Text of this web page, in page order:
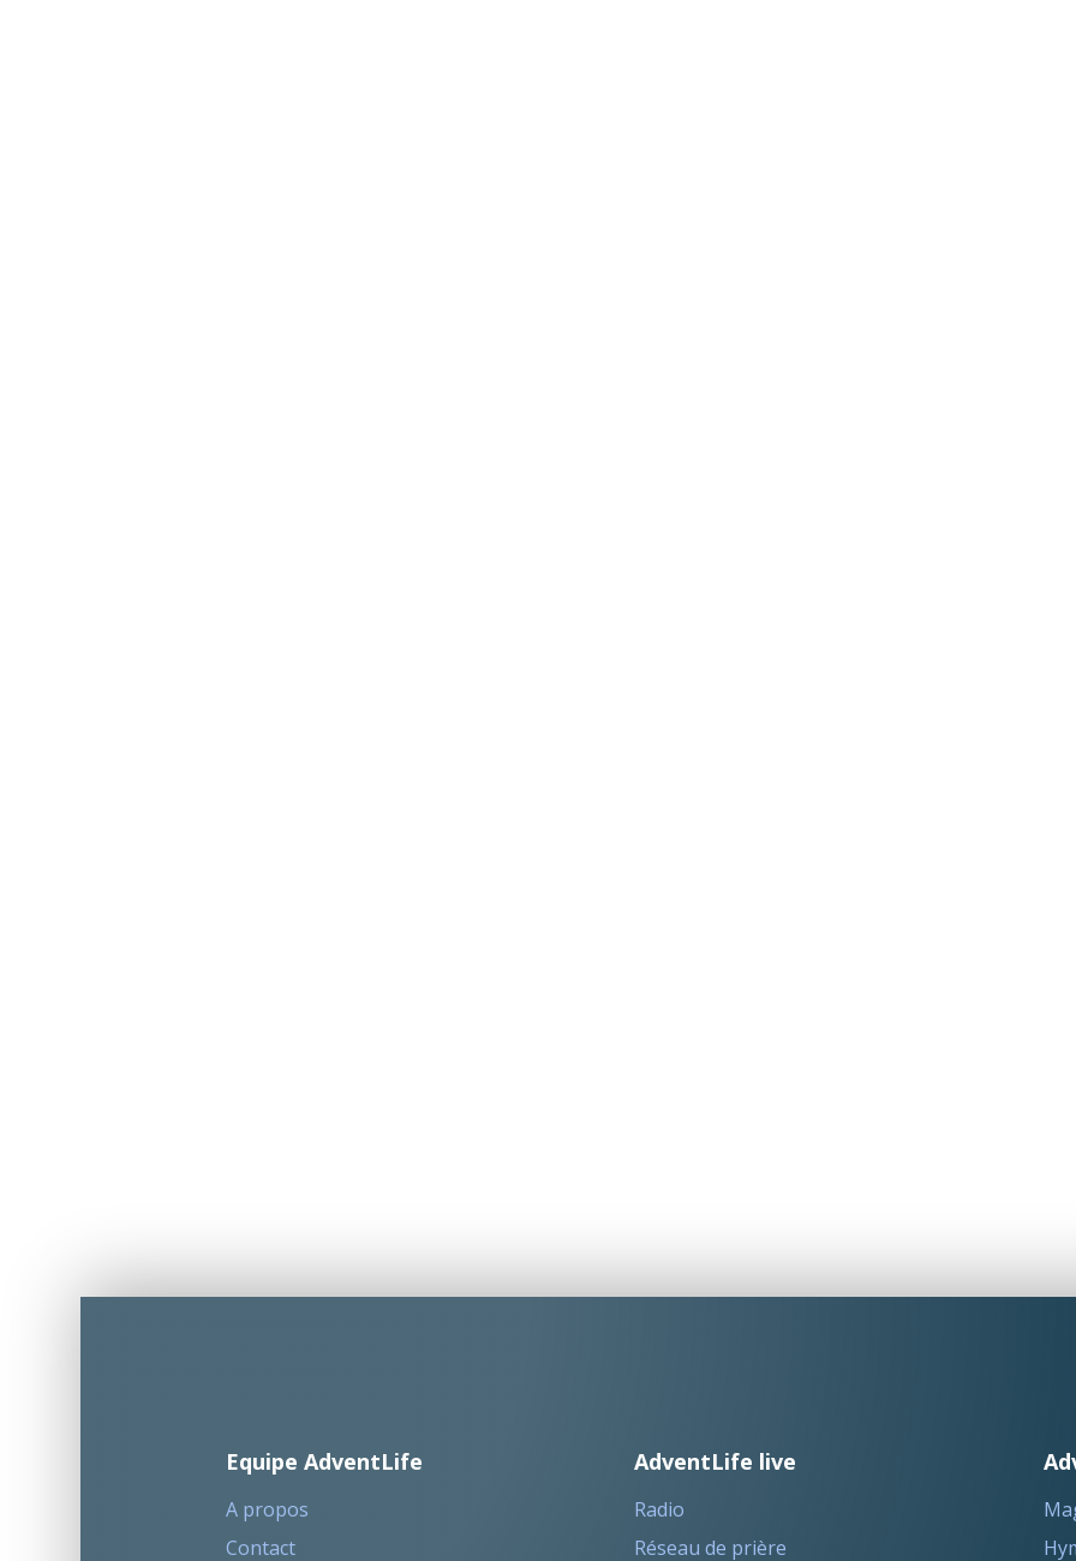
Equipe AdventLife
A propos
Contact
AdventLife live
Radio
Réseau de prière